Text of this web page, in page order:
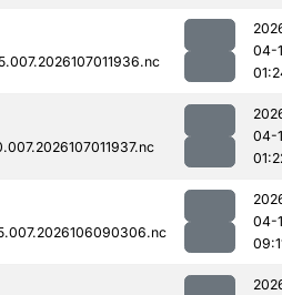
04-
04-
04-